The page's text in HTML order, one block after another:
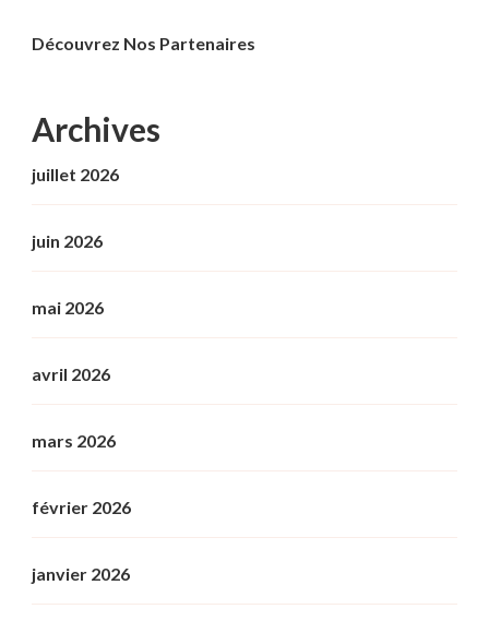
Découvrez Nos Partenaires
Archives
juillet 2026
juin 2026
mai 2026
avril 2026
mars 2026
février 2026
janvier 2026